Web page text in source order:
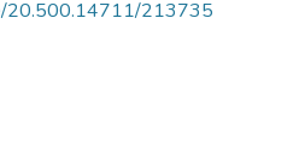
20.500.14711/213735